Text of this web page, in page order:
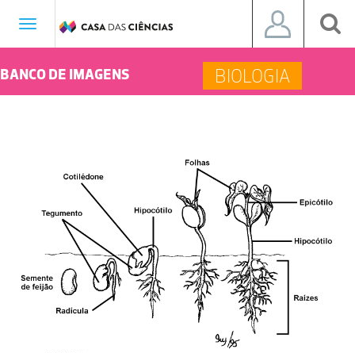
Toggle
BANCO DE IMAGENS BIOLOGIA